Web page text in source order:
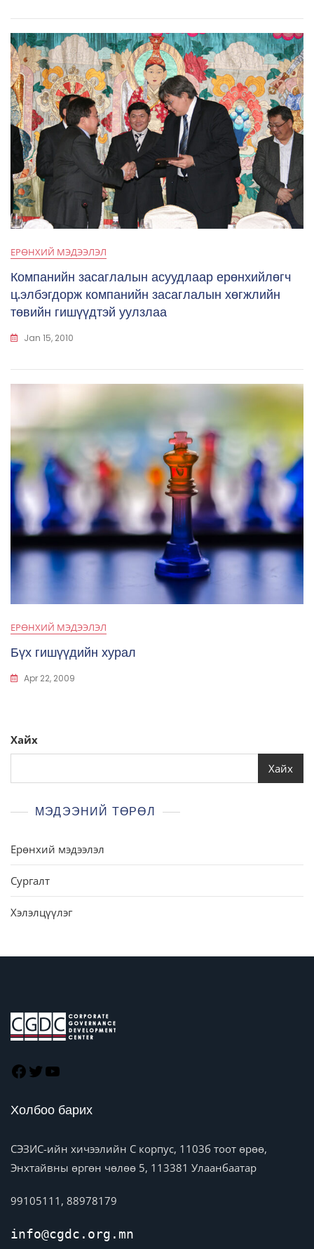
ЕРӨНХИЙ МЭДЭЭЛЭЛ
Компанийн засаглалын асуудлаар ерөнхийлөгч
ц.элбэгдорж компанийн засаглалын хөгжлийн
төвийн гишүүдтэй уулзлаа
Jan 15, 2010
ЕРӨНХИЙ МЭДЭЭЛЭЛ
Бүх гишүүдийн хурал
Apr 22, 2009
Хайх
Хайх
МЭДЭЭНИЙ ТӨРӨЛ
Ерөнхий мэдээлэл
Сургалт
Хэлэлцүүлэг
Холбоо барих
СЭЗИС-ийн хичээлийн C корпус, 1103б тоот өрөө,
Энхтайвны өргөн чөлөө 5, 113381 Улаанбаатар
99105111, 88978179
info@cgdc.org.mn